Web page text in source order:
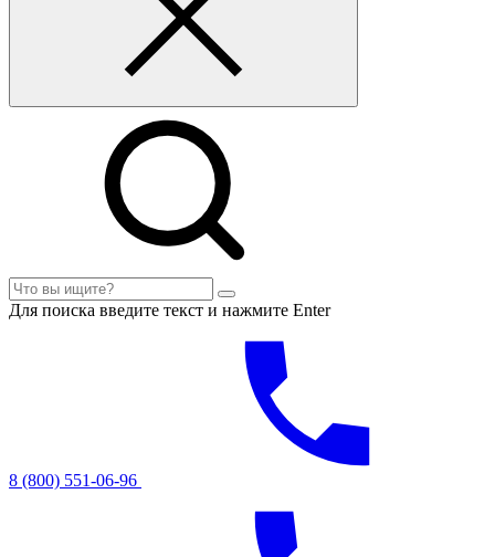
Для поиска введите текст и нажмите Enter
8 (800) 551-06-96